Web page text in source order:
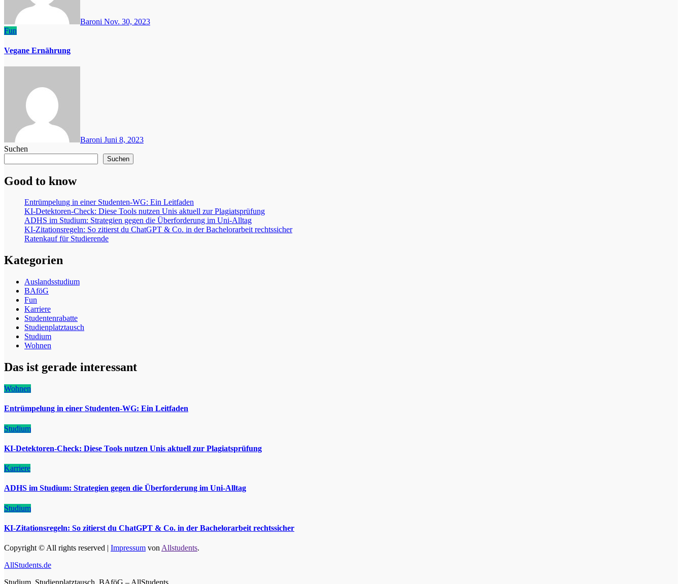
Baroni Nov. 30, 2023
Fun
Vegane Ernährung
Baroni Juni 8, 2023
Suchen
Suchen
Good to know
Entrümpelung in einer Studenten-WG: Ein Leitfaden
KI-Detektoren-Check: Diese Tools nutzen Unis aktuell zur Plagiatsprüfung
ADHS im Studium: Strategien gegen die Überforderung im Uni-Alltag
KI-Zitationsregeln: So zitierst du ChatGPT & Co. in der Bachelorarbeit rechtssicher
Ratenkauf für Studierende
Kategorien
Auslandsstudium
BAföG
Fun
Karriere
Studentenrabatte
Studienplatztausch
Studium
Wohnen
Das ist gerade interessant
Wohnen
Entrümpelung in einer Studenten-WG: Ein Leitfaden
Studium
KI-Detektoren-Check: Diese Tools nutzen Unis aktuell zur Plagiatsprüfung
Karriere
ADHS im Studium: Strategien gegen die Überforderung im Uni-Alltag
Studium
KI-Zitationsregeln: So zitierst du ChatGPT & Co. in der Bachelorarbeit rechtssicher
Copyright © All rights reserved | Impressum von Allstudents.
AllStudents.de